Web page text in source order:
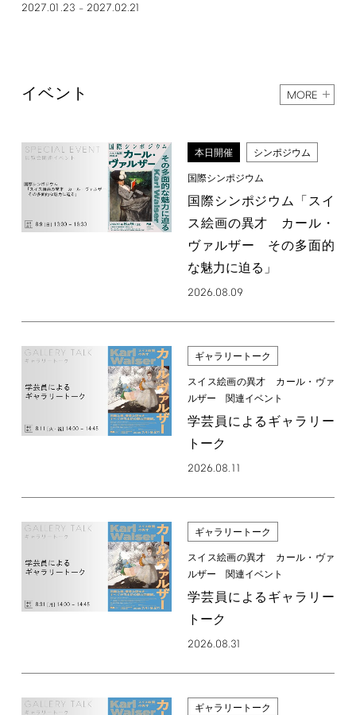
2027.01.23 – 2027.02.21
イベント MORE
本日開催 シンポジウム
国際シンポジウム
国際シンポジウム「スイ
ス絵画の異才 カール・
ヴァルザー その多面的
な魅力に迫る」
2026.08.09
ギャラリートーク
スイス絵画の異才 カール・ヴァ
ルザー 関連イベント
学芸員によるギャラリー
トーク
2026.08.11
ギャラリートーク
スイス絵画の異才 カール・ヴァ
ルザー 関連イベント
学芸員によるギャラリー
トーク
2026.08.31
ギャラリートーク